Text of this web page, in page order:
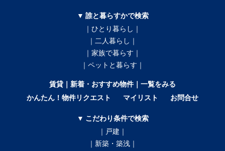
▼ 誰と暮らすかで検索
｜ひとり暮らし｜
｜二人暮らし｜
｜家族で暮らす｜
｜ペットと暮らす｜
賃貸｜新着・おすすめ物件｜一覧をみる
かんたん！物件リクエスト
マイリスト お問合せ
▼ こだわり条件で検索
｜戸建｜
｜新築・築浅｜